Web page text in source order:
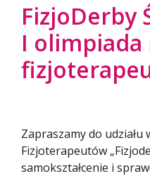
FizjoDerby
I olimpiada
Zapraszamy do udziału
Fizjoterapeutów
samokształcenie i